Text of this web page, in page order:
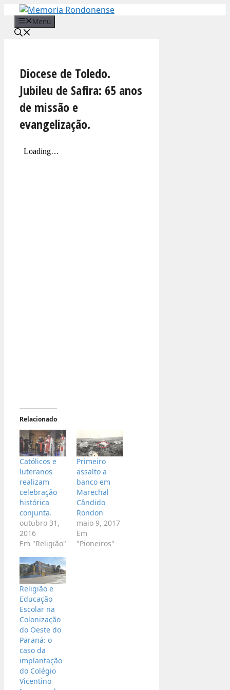
Pular
para
Menu
Diocese de Toledo.
Jubileu de Safira: 65 anos
de missão e
evangelização.
Relacionado
Católicos e
luteranos
realizam
celebração
histórica
conjunta.
outubro 31,
2016
Em "Religião"
Primeiro
assalto a
banco em
Marechal
Cândido
Rondon
maio 9, 2017
Em
"Pioneiros"
Religião e
Educação
Escolar na
Colonização
do Oeste do
Paraná: o
caso da
implantação
do Colégio
Vicentino